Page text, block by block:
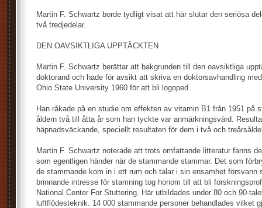
Martin F. Schwartz borde tydligt visat att här slutar den seriösa
två tredjedelar.
DEN OAVSIKTLIGA UPPTÄCKTEN
Martin F. Schwartz berättar att bakgrunden till den oavsiktliga
doktorand och hade för avsikt att skriva en doktorsavhandling
Ohio State University 1960 för att bli logoped.
Han råkade på en studie om effekten av vitamin B1 från 1951 på
åldern två till åtta år som han tyckte var anmärkningsvärd.
häpnadsväckande, speciellt resultaten för dem i två och
Martin F. Schwartz noterade att trots omfattande litteratur fanns
som egentligen händer när de stammande stammar. Det som
de stammande kom in i ett rum och talar i sin ensamhet försvann
brinnande intresse för stamning tog honom till att bli
National Center For Stuttering. Här utbildades under 80 och 90-
luftflödesteknik. 14 000 stammande personer behandlades vilket